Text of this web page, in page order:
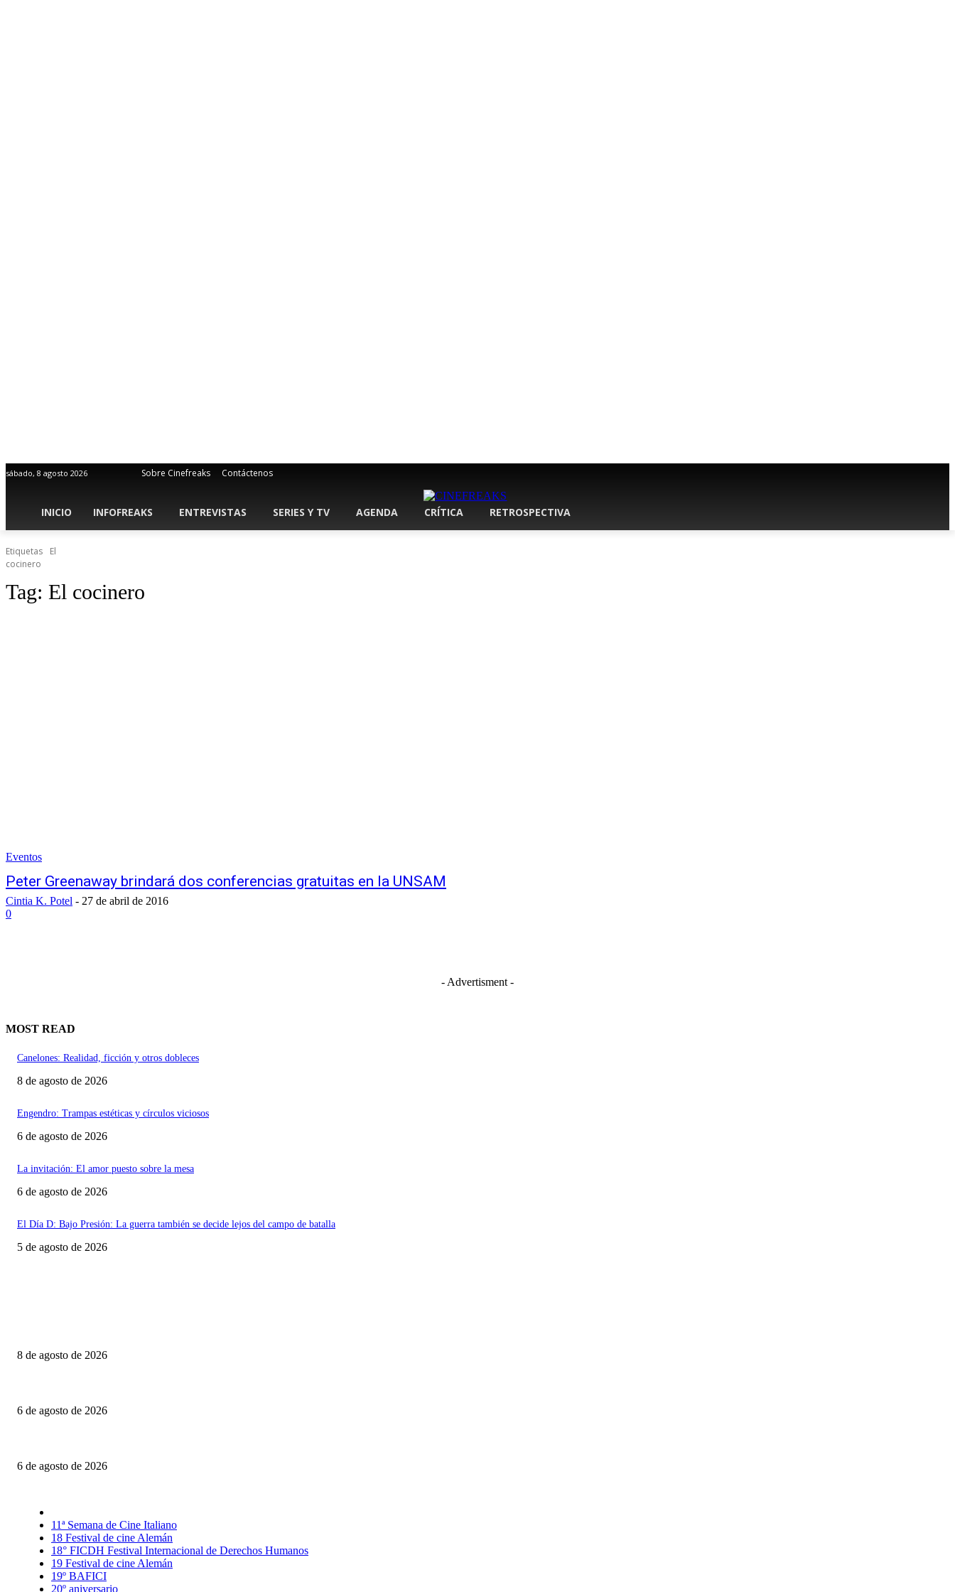
sábado, 8 agosto 2026 Sobre Cinefreaks Contáctenos
INICIO INFOFREAKS ENTREVISTAS SERIES Y TV AGENDA CRÍTICA RETROSPECTIVA
Etiquetas
El
cocinero
Tag: El cocinero
Eventos
Peter Greenaway brindará dos conferencias gratuitas en la UNSAM
Cintia K. Potel - 27 de abril de 2016
0
- Advertisment -
MOST READ
Canelones: Realidad, ficción y otros dobleces
8 de agosto de 2026
Engendro: Trampas estéticas y círculos viciosos
6 de agosto de 2026
La invitación: El amor puesto sobre la mesa
6 de agosto de 2026
El Día D: Bajo Presión: La guerra también se decide lejos del campo de batalla
5 de agosto de 2026
8 de agosto de 2026
6 de agosto de 2026
6 de agosto de 2026
11ª Semana de Cine Italiano
18 Festival de cine Alemán
18° FICDH Festival Internacional de Derechos Humanos
19 Festival de cine Alemán
19º BAFICI
20º aniversario